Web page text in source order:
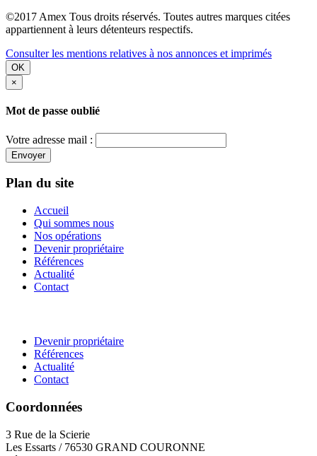
©2017 Amex Tous droits réservés. Toutes autres marques citées
appartiennent à leurs détenteurs respectifs.
Consulter les mentions relatives à nos annonces et imprimés
OK
×
Mot de passe oublié
Votre adresse mail :
Envoyer
Plan du site
Accueil
Qui sommes nous
Nos opérations
Devenir propriétaire
Références
Actualité
Contact
Devenir propriétaire
Références
Actualité
Contact
Coordonnées
3 Rue de la Scierie
Les Essarts / 76530 GRAND COURONNE